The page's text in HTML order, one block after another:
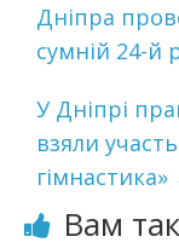
Дніпра
сумній 24-й
У Дніпрі
взяли
гімнастика»
Вам